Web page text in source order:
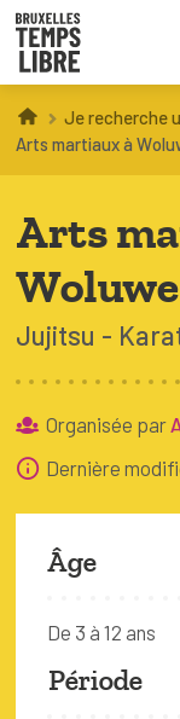
Infos
Je recherche
Arts martiaux à
Arts
Jujitsu
Organisée par
Dernière
Âge
De 3 à 12 ans
Période